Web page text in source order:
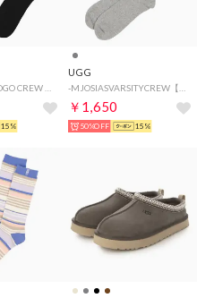
- M LEANDER LOGO CREW 2 PACK【1172201-WBLC】 （WBLC）
15%
UGG
-MJOSIASVARSITYCREW【1176831-GTH】 （GTH）
￥1,650
50%OFF 15%